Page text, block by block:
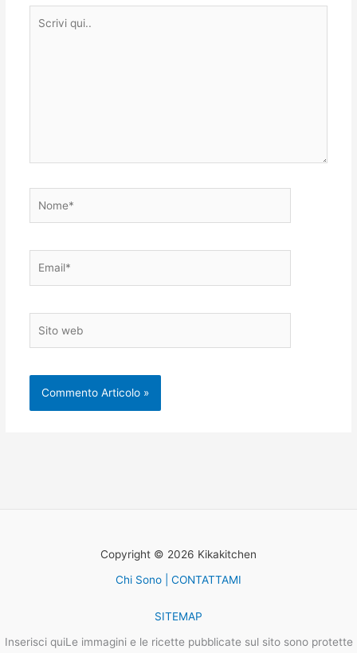
qui..
web
Copyright © 2026 Kikakitchen
Chi Sono | CONTATTAMI
SITEMAP
Inserisci quiLe immagini e le ricette pubblicate sul sito sono protette